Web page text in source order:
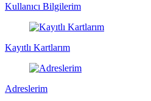
Kullanıcı Bilgilerim
Kayıtlı Kartlarım
Adreslerim